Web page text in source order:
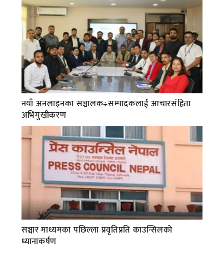
नयाँ अनलाइनका सञ्चालक÷सम्पादकलाई आचारसंहिता
अभिमुखीकरण
सञ्चार माध्यमका पछिल्ला प्रवृतिप्रति काउन्सिलको
ध्यानाकर्षण